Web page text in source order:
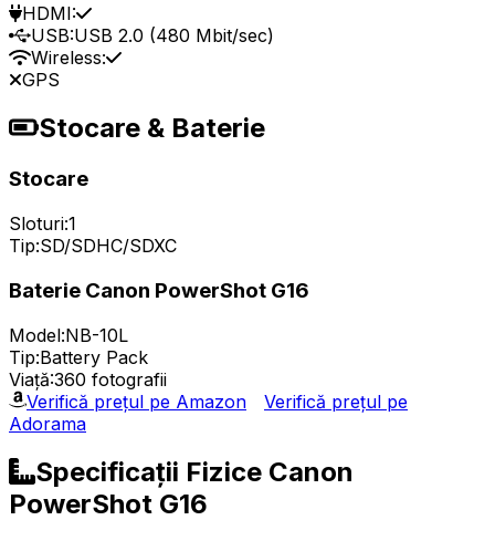
HDMI:
USB:USB 2.0 (480 Mbit/sec)
Wireless:
GPS
Stocare & Baterie
Stocare
Sloturi:1
Tip:SD/SDHC/SDXC
Baterie Canon PowerShot G16
Model:NB-10L
Tip:Battery Pack
Viață:360 fotografii
Verifică prețul pe Amazon
Verifică prețul pe
Adorama
Specificații Fizice Canon
PowerShot G16